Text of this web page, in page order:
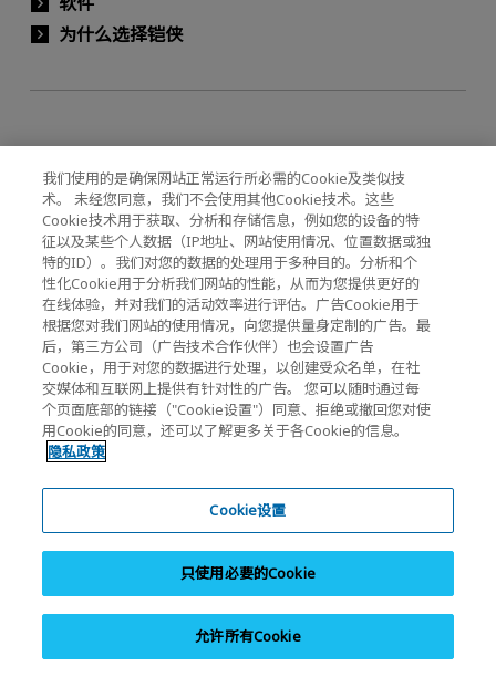
为什么选择铠侠
主页 个人用户 固态硬盘（SSD) EXCERIA G2 - NVMe™ SSD
Icon definitions:
A new window will open.
PDF will open in a new window.
A modal window will open.
新闻
KIOXIA Holdings Corporation (公司集团信息/投
KIOXIA Holdings Corporation Home
投资人关系
我们使用的是确保网站正常运行所必需的Cookie及类似技
术。 未经您同意，我们不会使用其他Cookie技术。这些
Cookie技术用于获取、分析和存储信息，例如您的设备的特
征以及某些个人数据（IP地址、网站使用情况、位置数据或独
特的ID）。我们对您的数据的处理用于多种目的。分析和个
性化Cookie用于分析我们网站的性能，从而为您提供更好的
在线体验，并对我们的活动效率进行评估。广告Cookie用于
根据您对我们网站的使用情况，向您提供量身定制的广告。最
后，第三方公司（广告技术合作伙伴）也会设置广告
Cookie，用于对您的数据进行处理，以创建受众名单，在社
交媒体和互联网上提供有针对性的广告。 您可以随时通过每
个页面底部的链接（"Cookie设置"）同意、拒绝或撤回您对使
用Cookie的同意，还可以了解更多关于各Cookie的信息。
隐私政策
Cookie设置
只使用必要的Cookie
允许所有Cookie